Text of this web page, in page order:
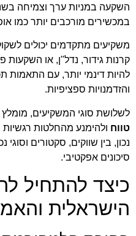
השקעה במניות ערך וצמיחה
במכשירים מורכבים יותר כמו
משקיעים מתקדמים יכולים
קרנות גידור, נדל"ן, או השקעות
להיות דינמי יותר, עם התאמות
והזדמנויות ספציפיות.
לשלושת סוגי המשקיעים,
טווח ולהימנע מהחלטות רגשיות
נכון, בין שווקים, סקטורים
סיכונים אפקטיבי.
כיצד להתחיל
הישראלית